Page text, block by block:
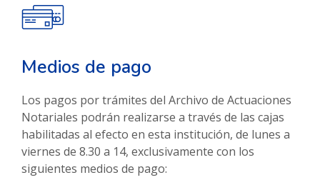
Medios de pago
Los pagos por trámites del Archivo de Actuaciones
Notariales podrán realizarse a través de las cajas
habilitadas al efecto en esta institución, de lunes a
viernes de 8.30 a 14, exclusivamente con los
siguientes medios de pago: